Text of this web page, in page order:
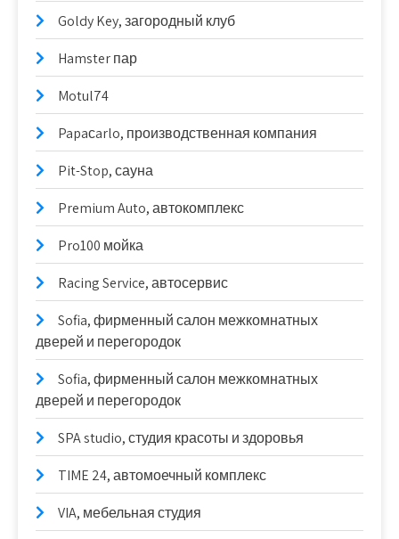
Goldy Key, загородный клуб
Hamster пар
Motul74
Papaсarlo, производственная компания
Pit-Stop, сауна
Premium Auto, автокомплекс
Pro100 мойка
Racing Service, автосервис
Sofia, фирменный салон межкомнатных
дверей и перегородок
Sofia, фирменный салон межкомнатных
дверей и перегородок
SPA studio, студия красоты и здоровья
TIME 24, автомоечный комплекс
VIA, мебельная студия